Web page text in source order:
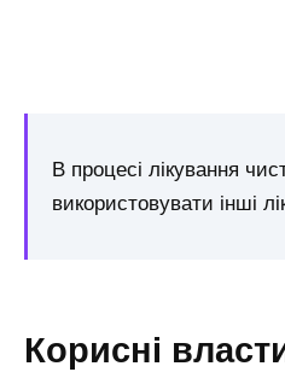
В процесі лікування
використовувати інші
Корисні